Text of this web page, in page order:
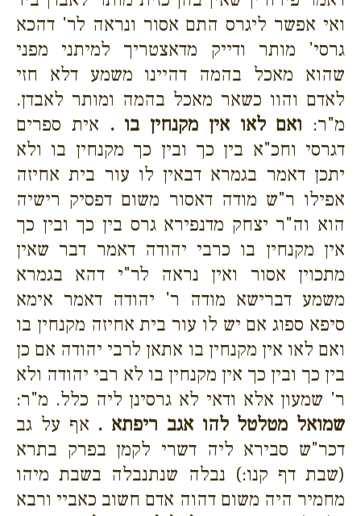
ואי אפשר ליגרס התם אסור ונראה לר' דהכא
גרסי' מותר ודייק מדאצטריך למיתני מפני
שהוא מאכל בהמה דהיינו משמע דלא חזי
לאדם והוו כשאר מאכל בהמה ומותר לאבדן.
מ"ר: ואם לאו אין מקנחין בו . אית ספרים
דגרסי וחכ"א בין כך ובין כך מקנחין בו ולא
יתכן דאמר בגמרא דבאין לו עור בית אחיזה
אפילו ר"ש מודה דאסור משום דפסיק רישיה
הוא וה"ר יצחק מדנפירא גרס בין כך ובין כך
אין מקנחין בו כרבי יהודה דאמר דבר שאין
מתכוין אסור ואין נראה לר"י דהא בגמרא
משמע דברישא מודה ר' יהודה דאמר אימא
סיפא ספוג אם יש לו עור בית אחיזה מקנחין בו
ואם לאו אין מקנחין בו אתאן לרבי יהודה אם כן
בין כך ובין כך אין מקנחין בו לא רבי יהודה ולא
ר' שמעון אלא ודאי לא גרסינן ליה כלל. מ"ר:
שמואל מטלטל להו אגב ריפתא . אף על גב
דכר"ש סבירא ליה דשרי לקמן בפרק בתרא
(שבת דף קנו:) נבלה שנתנבלה בשבת מיהו
מחמיר היה משום דהוה אדם חשוב כאביי ורבא